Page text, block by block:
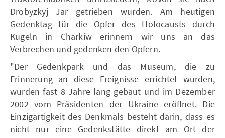
Drobyzkyj Jar getrieben wurden. Am heutigen
Gedenktag für die Opfer des Holocausts durch
Kugeln in Charkiw erinnern wir uns an das
Verbrechen und gedenken den Opfern.
"Der Gedenkpark und das Museum, die zu
Erinnerung an diese Ereignisse errichtet wurden,
wurden fast 8 Jahre lang gebaut und im Dezember
2002 vom Präsidenten der Ukraine eröffnet. Die
Einzigartigkeit des Denkmals besteht darin, dass es
nicht nur eine Gedenkstätte direkt am Ort der